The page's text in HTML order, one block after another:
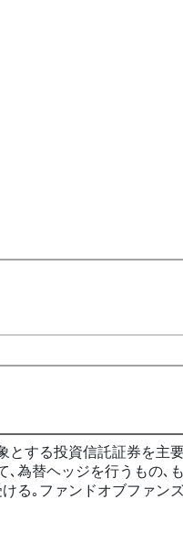
とする投資信託証券を主
､為替ヘッジを行うもの､
る｡ファンドオブファン